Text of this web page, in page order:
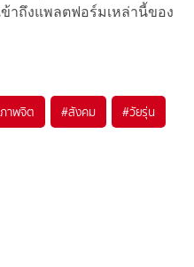
าถึงแพลตฟอร์มเหล่านี้ของ
าพจิต #สังคม #วัยรุ่น